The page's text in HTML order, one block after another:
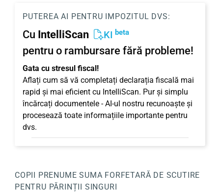
PUTEREA AI PENTRU IMPOZITUL DVS:
Cu IntelliScan KI beta
pentru o rambursare fără probleme!
Gata cu stresul fiscal!
Aflați cum să vă completați declarația fiscală mai
rapid și mai eficient cu IntelliScan. Pur și simplu
încărcați documentele - AI-ul nostru recunoaște și
procesează toate informațiile importante pentru
dvs.
COPII PRENUME SUMA FORFETARĂ DE SCUTIRE
PENTRU PĂRINȚII SINGURI